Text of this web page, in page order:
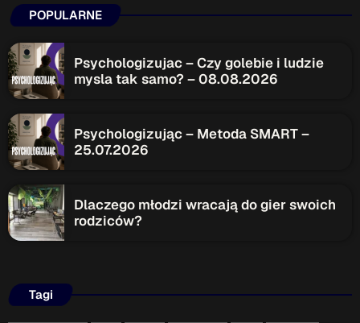
POPULARNE
Psychologizujac – Czy golebie i ludzie
mysla tak samo? – 08.08.2026
Psychologizując – Metoda SMART –
25.07.2026
Dlaczego młodzi wracają do gier swoich
rodziców?
Tagi